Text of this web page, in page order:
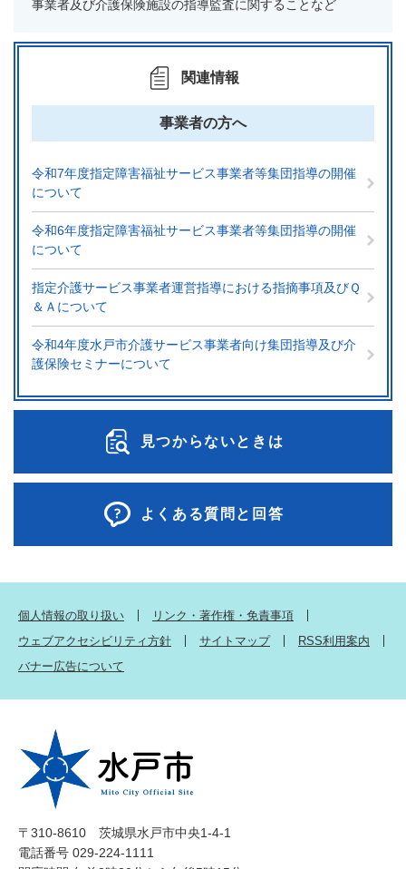
事業者及び介護保険施設の指導監査に関することなど
関連情報
事業者の方へ
令和7年度指定障害福祉サービス事業者等集団指導の開催
について
令和6年度指定障害福祉サービス事業者等集団指導の開催
について
指定介護サービス事業者運営指導における指摘事項及びＱ
＆Ａについて
令和4年度水戸市介護サービス事業者向け集団指導及び介
護保険セミナーについて
見つからないときは
よくある質問と回答
個人情報の取り扱い
リンク・著作権・免責事項
ウェブアクセシビリティ方針
サイトマップ
RSS利用案内
バナー広告について
〒310-8610 茨城県水戸市中央1-4-1
電話番号 029-224-1111